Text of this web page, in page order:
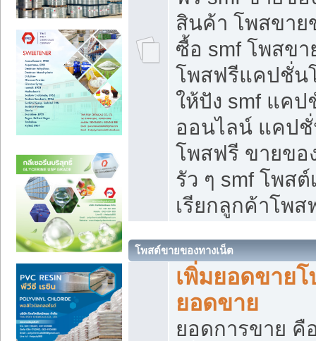
สินค้า โพสขาย
ซื้อ smf โพสข
โพสฟรีแคปชั่น
ให้ปัง smf แค
ออนไลน์ แคป
โพสฟรี ขายขอ
รัว ๆ smf โพส
เรียกลูกค้าโพส
โพสต์ขายของทางเน็ต
เพิ่มยอดขาย
ยอดขาย
ยอดการขาย คื